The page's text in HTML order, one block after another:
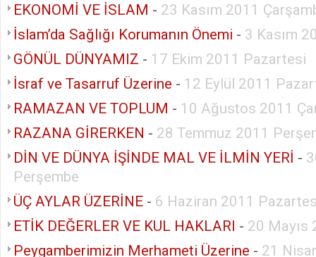
EKONOMİ VE İSLAM - 23 Kasım 2011
İslam’da Sağlığı Korumanın Önemi - 3 Kasım
GÖNÜL DÜNYAMIZ - 17 Ekim 2011 Pazartesi
İsraf ve Tasarruf Üzerine - 12 Eylül 2011
RAMAZAN VE TOPLUM - 10 Ağustos 2011
RAZANA GİRERKEN - 28 Temmuz 2011
DİN VE DÜNYA İŞİNDE MAL VE İLMİN YERİ -
Perşembe
ÜÇ AYLAR ÜZERİNE - 6 Haziran 2011
ETİK DEĞERLER VE KUL HAKLARI - 20 Mayıs
Peygamberimizin Merhameti Üzerine - 21